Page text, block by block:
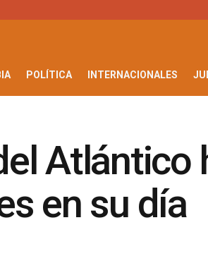
POLÍTICA INTERNACIONALES
Atlántico
en su día